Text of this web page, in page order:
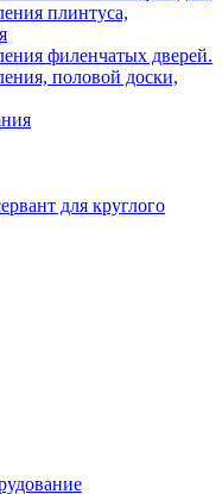
плинтуса,
филенчатых дверей.
половой доски,
для круглого